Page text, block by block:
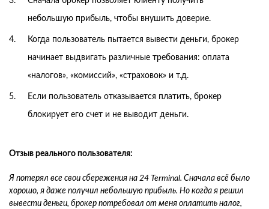
небольшую прибыль, чтобы внушить доверие.
Когда пользователь пытается вывести деньги, брокер
начинает выдвигать различные требования: оплата
«налогов», «комиссий», «страховок» и т.д.
Если пользователь отказывается платить, брокер
блокирует его счет и не выводит деньги.
Отзыв реального пользователя:
Я потерял все свои сбережения на 24 Terminal. Сначала всё было
хорошо, я даже получил небольшую прибыль. Но когда я решил
вывести деньги, брокер потребовал от меня оплатить налог,